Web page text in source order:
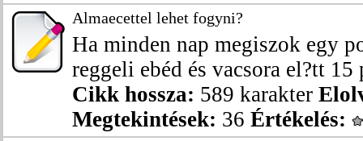
Almaecettel lehet fogyni?
Ha minden nap megiszok egy
reggeli ebéd és vacsora el?tt 15
Cikk hossza: 589 karakter
Megtekintések: 36 Értékelés: